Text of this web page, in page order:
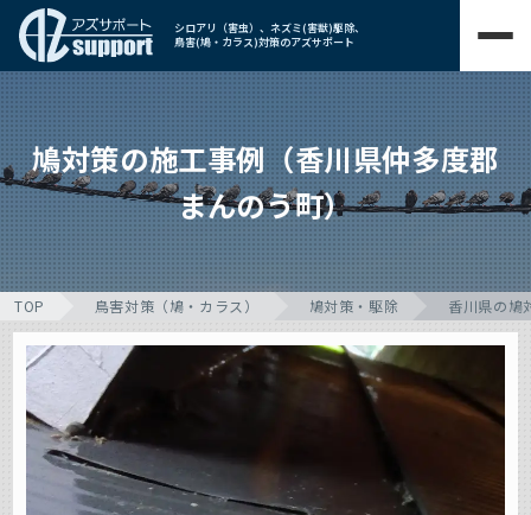
シロアリ（害虫）、ネズミ(害獣)駆除、
鳥害(鳩・カラス)対策のアズサポート
鳩対策の施工事例（香川県仲多度郡
まんのう町）
TOP 鳥害対策（鳩・カラス） 鳩対策・駆除 香川県の鳩